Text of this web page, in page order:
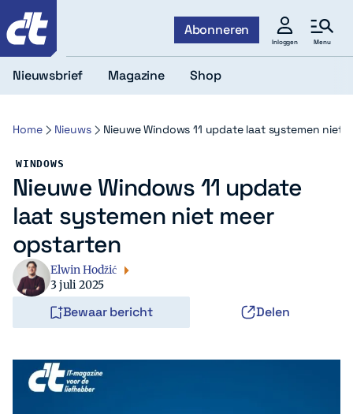
Abonneren
Inloggen Menu
Nieuwsbrief Magazine Shop
Home Nieuws Nieuwe Windows 11 update laat systemen niet
WINDOWS
Nieuwe Windows 11 update
laat systemen niet meer
opstarten
Elwin Hodžić
3 juli 2025
Bewaar bericht Delen